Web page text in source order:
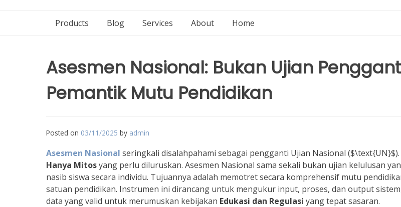
Products Blog Services About Home
Asesmen Nasional: Bukan Ujian
Pemantik Mutu Pendidikan
Posted on 03/11/2025 by admin
Asesmen Nasional seringkali disalahpahami sebagai pengganti Ujian Nasional
Hanya Mitosyang perlu diluruskan. Asesmen Nasional sama sekali bukan ujian kelulusan
nasib siswa secara individu. Tujuannya adalah memotret secara komprehensif mutu
satuan pendidikan. Instrumen ini dirancang untuk mengukur input, proses, dan output
data yang valid untuk merumuskan kebijakan Edukasi dan Regulasi yang tepat sasaran.